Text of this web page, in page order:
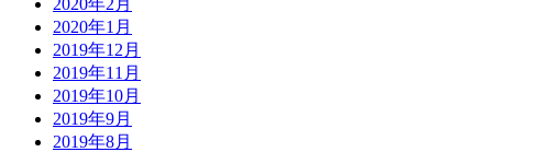
2020年1月
2019年12月
2019年11月
2019年10月
2019年9月
2019年8月